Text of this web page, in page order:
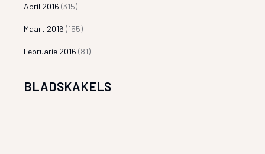
April 2016 (315)
Maart 2016 (155)
Februarie 2016 (81)
BLADSKAKELS